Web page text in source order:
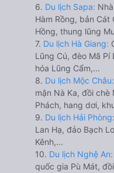
6. Du lịch Sapa:
Hàm Rồng, bản Cát
Hồng, thung lũng
7. Du lịch Hà Giang:
Lũng Cú, đèo Mã
hóa Lũng Cẩm,...
8. Du lịch Mộc Châu:
mận Nà Ka, đồi chè
Phách, hang dơi,
9. Du lịch Hải Phòng:
Lan Hạ, đảo Bạch
Kênh,...
10. Du lịch Nghệ An:
quốc gia Pù Mát,